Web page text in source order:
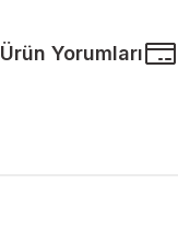
Ürün Yorumları